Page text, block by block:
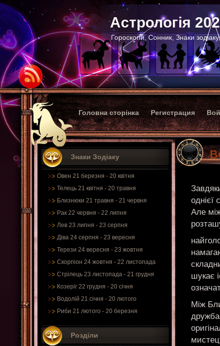
Астрологія
Гороскопи, Сонник, Знаки
Головна сторінка Регистрация
Знаки Зодіаку
Овен 21 березня - 20 квітня
Телець 21 квітня - 20 травня
Близнюки 21 травня - 21 червня
Рак 22 червня - 22 липня
Лев 23 липня - 23 серпня
Діва 24 серпня - 23 вересня
Терези 24 вересня - 23 жовтня
Скорпіон 24 жовтня - 22 листопада
Стрілець 23 листопада - 21 грудня
Козеріг 22 грудня - 20 січня
Водолій 21 січня - 20 лютого
Риби 21 лютого - 20 березня
Розділи
однієї
Але
шукає
Між